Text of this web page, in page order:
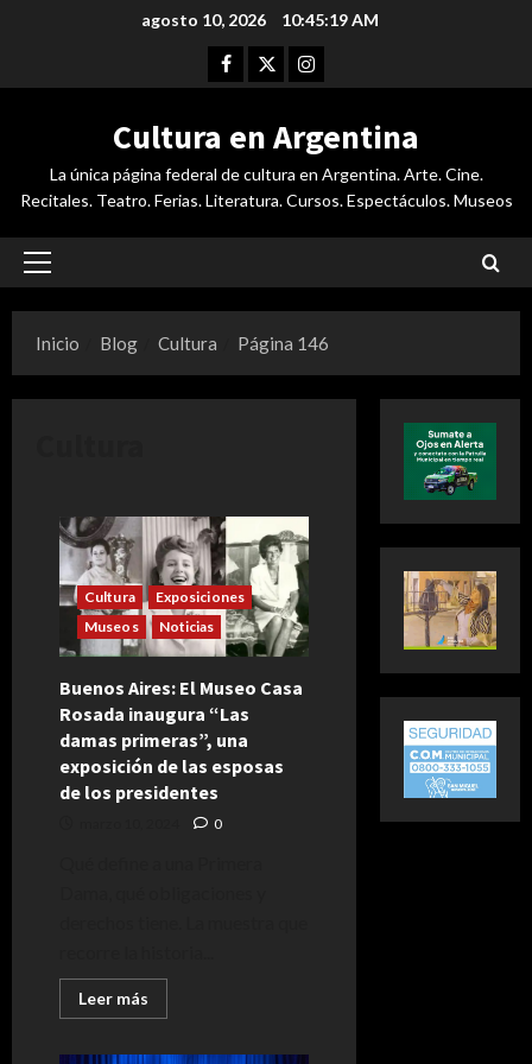
agosto 10, 2026 10:45:19 AM
Facebook
TwitterInstagram
Cultura en Argentina
La única página federal de cultura en Argentina. Arte. Cine.
Recitales. Teatro. Ferias. Literatura. Cursos. Espectáculos. Museos
Menú
Inicio
Blog Cultura Página 146
Cultura
Exposiciones
Museos
Noticias
Buenos Aires: El Museo Casa
Rosada inaugura “Las
damas primeras”, una
exposición de las esposas
de los presidentes
0
Leer más
más